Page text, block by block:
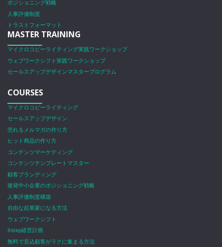
ポジショニング戦略
人事評価制度
トラストフォーマット
MASTER TRAINING
マイクロコピーライティング実践ワークショップ
ウェブワークシフト実践ワークショップ
セールスアップデザインマスタープログラム
COURSES
マイクロコピーライティング
セールスアップデザイン
売れるメルマガの作り方
ヒット商品の作り方
コンテンツマーケティング
コンテンツテンプレートマスター
顧客ブランディング
後発中小企業のポジショニング戦略
人事評価制度構築
自由な起業家になる方法
ウェブワークシフト
9step経営計画
無料で見込顧客がラクに集まる方法